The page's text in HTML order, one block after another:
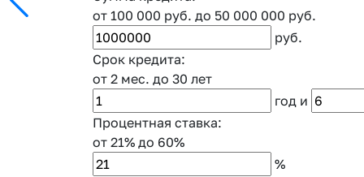
от 100 000 руб. до 50 000 000 руб.
руб.
Срок кредита:
от 2 мес. до 30 лет
год и
Процентная ставка:
от 21% до 60%
%